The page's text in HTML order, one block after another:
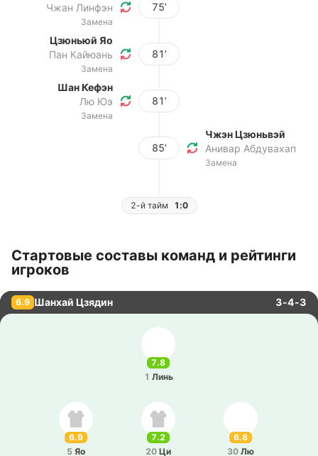
Чжан Линфэн
Замена
75’
Цзюньюй Яо
Пан Кайюань
Замена
81’
Шан Кефэн
Лю Юэ
Замена
81’
85’
Чжэн Цзюньвэй
Анивар Абдувахап
Замена
2-й тайм 1:0
Стартовые составы команд и рейтинги
игроков
6.9 Шанхай Цзядин 3-4-3
7.8
1 Линь
7.2
20 Ци
6.8
30 Лю
6.9
5 Яо